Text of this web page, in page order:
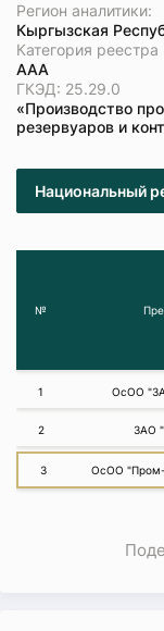
Регион аналитики:
Кыргызская
Категория реестра
ААА
ГКЭД: 25.29.0
«Производство
резервуаров и
Национальный
№
1 ОсОО
2 ЗАО
3 ОсОО "Пром-